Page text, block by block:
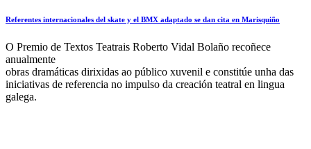
Referentes internacionales del skate y el BMX adaptado se dan cita en Marisquiño
O Premio de Textos Teatrais Roberto Vidal Bolaño recoñece
anualmente
obras dramáticas dirixidas ao público xuvenil e constitúe unha das
iniciativas de referencia no impulso da creación teatral en lingua
galega.